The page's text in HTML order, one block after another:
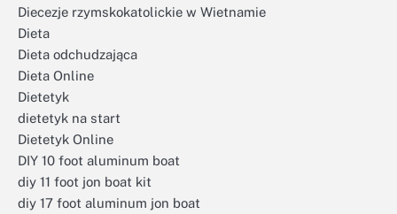
Diecezje rzymskokatolickie w Wietnamie
Dieta
Dieta odchudzająca
Dieta Online
Dietetyk
dietetyk na start
Dietetyk Online
DIY 10 foot aluminum boat
diy 11 foot jon boat kit
diy 17 foot aluminum jon boat